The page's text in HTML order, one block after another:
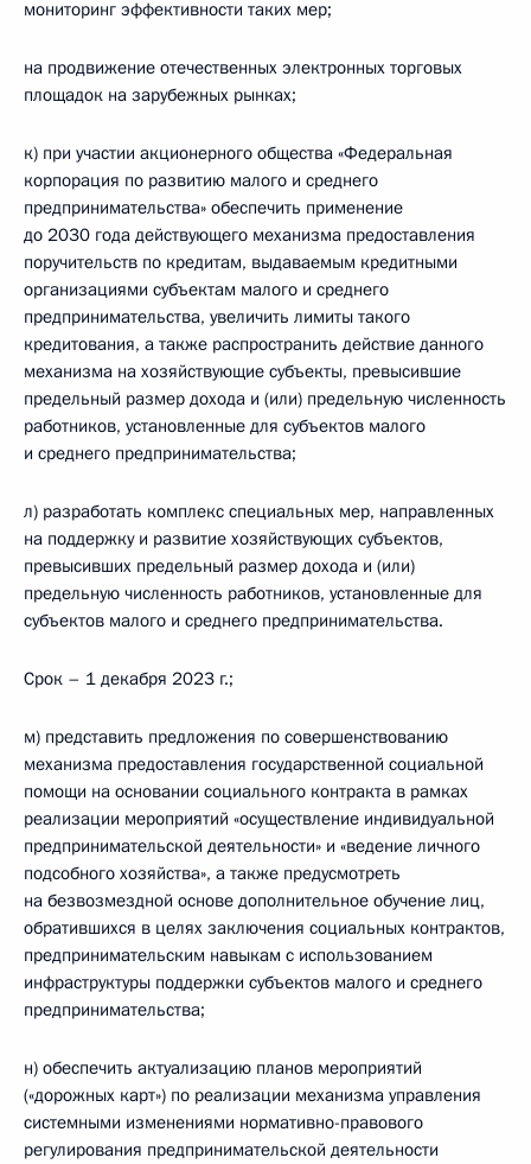
мониторинг эффективности таких мер;
на продвижение отечественных электронных торговых
площадок на зарубежных рынках;
к) при участии акционерного общества «Федеральная
корпорация по развитию малого и среднего
предпринимательства» обеспечить применение
до 2030 года действующего механизма предоставления
поручительств по кредитам, выдаваемым кредитными
организациями субъектам малого и среднего
предпринимательства, увеличить лимиты такого
кредитования, а также распространить действие данного
механизма на хозяйствующие субъекты, превысившие
предельный размер дохода и (или) предельную численность
работников, установленные для субъектов малого
и среднего предпринимательства;
л) разработать комплекс специальных мер, направленных
на поддержку и развитие хозяйствующих субъектов,
превысивших предельный размер дохода и (или)
предельную численность работников, установленные для
субъектов малого и среднего предпринимательства.
Срок – 1 декабря 2023 г.;
м) представить предложения по совершенствованию
механизма предоставления государственной социальной
помощи на основании социального контракта в рамках
реализации мероприятий «осуществление индивидуальной
предпринимательской деятельности» и «ведение личного
подсобного хозяйства», а также предусмотреть
на безвозмездной основе дополнительное обучение лиц,
обратившихся в целях заключения социальных контрактов,
предпринимательским навыкам с использованием
инфраструктуры поддержки субъектов малого и среднего
предпринимательства;
н) обеспечить актуализацию планов мероприятий
(«дорожных карт») по реализации механизма управления
системными изменениями нормативно-правового
регулирования предпринимательской деятельности